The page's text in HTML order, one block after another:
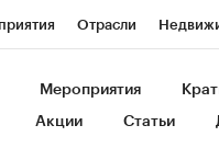
Отрасли
Газета
Мероприятия
Акции Статьи